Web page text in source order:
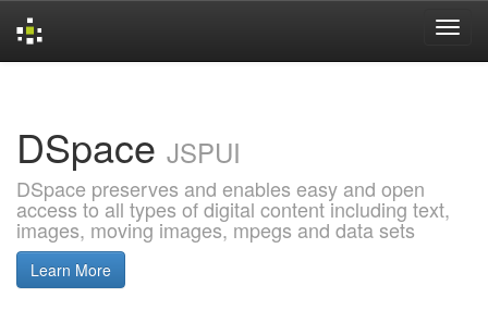
DSpace JSPUI
DSpace preserves and enables easy and open
access to all types of digital content including text,
images, moving images, mpegs and data sets
Learn More